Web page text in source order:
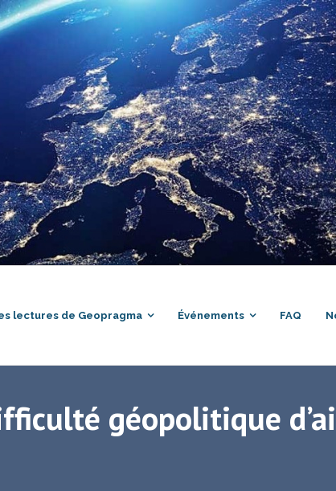
lectures de Geopragma Événements FAQ
géopolitique